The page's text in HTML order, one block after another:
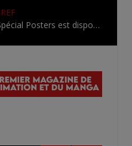
L’AnimeLand Hors-Série – Spécial Posters est disponible !